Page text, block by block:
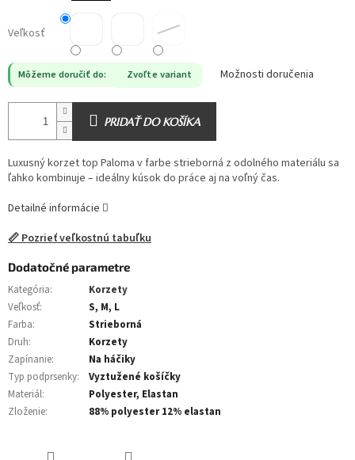
Veľkosť
Môžeme doručiť do: Zvoľte variant Možnosti doručenia
PRIDAŤ DO KOŠÍKA
Luxusný korzet top Paloma v farbe strieborná z odolného materiálu sa
ľahko kombinuje – ideálny kúsok do práce aj na voľný čas.
Detailné informácie
📏 Pozrieť veľkostnú tabuľku
Dodatočné parametre
Kategória:
Korzety
Veľkosť:
S, M, L
Farba:
Strieborná
Druh:
Korzety
Zapínanie:
Na háčiky
Typ podprsenky:
Vyztužené košíčky
Materiál:
Polyester, Elastan
Zloženie: 88% polyester 12% elastan